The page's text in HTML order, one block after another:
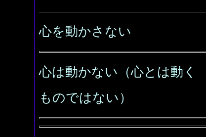
心を動かさない
心は動かない（心とは動く
ものではない）